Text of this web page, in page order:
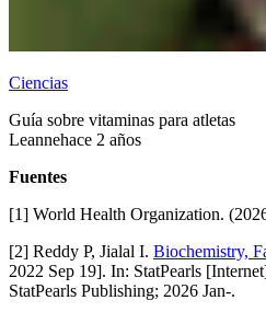
Ciencias
Guía sobre vitaminas para atletas
Leannehace 2 años
Fuentes
[1] World Health Organization.
[2] Reddy P, Jialal I. Biochemistry,
2022 Sep 19]. In: StatPearls
StatPearls Publishing; 2026 Jan-.